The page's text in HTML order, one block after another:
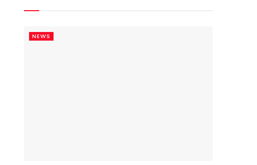
NEWS